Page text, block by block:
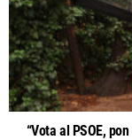
“Vota al PSOE,